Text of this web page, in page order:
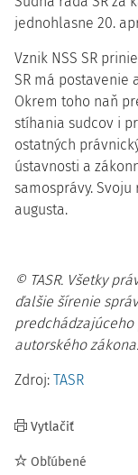
jednohlasne 20.
Vznik NSS SR
SR má postavenie
Okrem toho naň
stíhania sudcov i
ostatných
ústavnosti a
samosprávy.
augusta.
© TASR. Všetky
ďalšie šírenie
predchádzajúceho
autorského zákona.
Zdroj: TASR
Vytlačiť
Obľúbené